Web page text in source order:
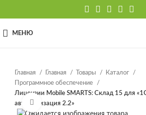
МЕНЮ
Главная Главная Товары
Каталог
Программное обеспечение
Лицензии Mobile SMARTS: Склад 15 для
автоматизация 2.2»
Нажмите, чтобы увеличить